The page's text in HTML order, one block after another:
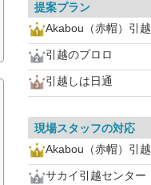
提案プラン
Akabou（赤帽）引越
引越のプロロ
引越しは日通
現場スタッフの対応
Akabou（赤帽）引越
サカイ引越センター